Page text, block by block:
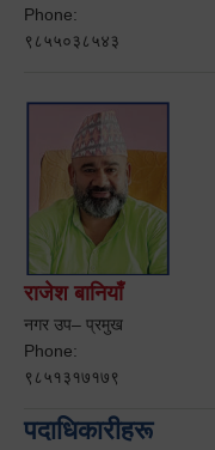
Phone:
९८५५०३८५४३
राजेश बानियाँ
नगर उप– प्रमुख
Phone:
९८५१३१७१७९
पदाधिकारीहरू